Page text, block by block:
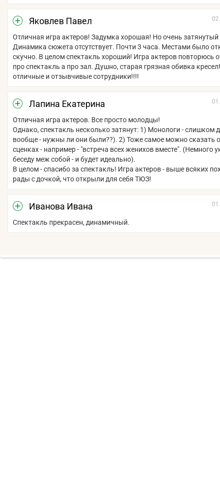
Яковлев Павел
Отличная игра актеров! Задумка хорошая! Но очень затянутый
Динамика сюжета отсутствует. Почти 3 часа. Местами было
скучно. В целом спектакль хороший! Игра актеров повторюсь
про спектакль а про зал. Душно, старая грязная обивка
отличные и отзывчивые сотрудники!!!!
Лапина Екатерина
Отличная игра актеров. Все просто молодцы!
Однако, спектакль несколько затянут: 1) Монологи - слишком
вообще - нужны ли они были??). 2) Тоже самое можно сказать
сценках - например - "встреча всех женихов вместе". (Немного
беседу меж собой - и будет идеально).
В целом - спасибо за спектакль! Игра актеров - выше всяких
рады с дочкой, что открыли для себя ТЮЗ!
Иванова Ивана
Спектакль прекрасен, динамичный.